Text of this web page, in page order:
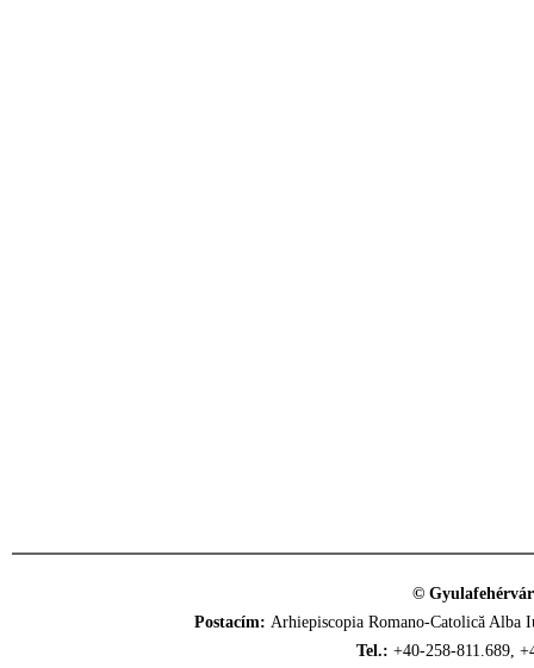
©
Postacím: Arhiepiscopia Romano-Catolică
Tel.: +40-258-811.689,